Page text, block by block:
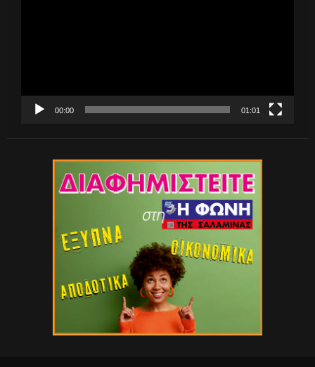
00:00 01:01